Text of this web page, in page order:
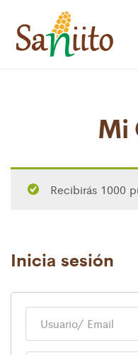
Mi
Recibirás 1000
Inicia sesión